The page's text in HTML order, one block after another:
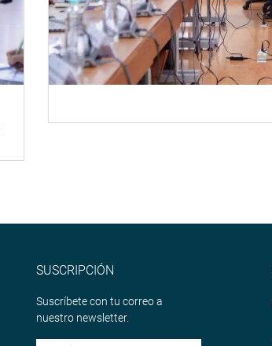
SUSCRIPCIÓN
Suscríbete con tu correo a
nuestro newsletter.